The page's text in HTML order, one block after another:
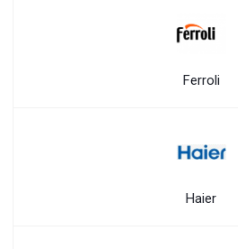
Ferroli
Haier